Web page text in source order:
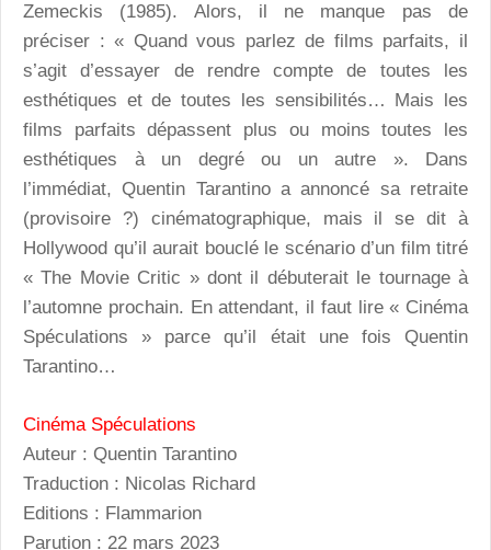
Zemeckis (1985). Alors, il ne manque pas de
préciser : « Quand vous parlez de films parfaits, il
s’agit d’essayer de rendre compte de toutes les
esthétiques et de toutes les sensibilités… Mais les
films parfaits dépassent plus ou moins toutes les
esthétiques à un degré ou un autre ». Dans
l’immédiat, Quentin Tarantino a annoncé sa retraite
(provisoire ?) cinématographique, mais il se dit à
Hollywood qu’il aurait bouclé le scénario d’un film titré
« The Movie Critic » dont il débuterait le tournage à
l’automne prochain. En attendant, il faut lire « Cinéma
Spéculations » parce qu’il était une fois Quentin
Tarantino…
Cinéma Spéculations
Auteur : Quentin Tarantino
Traduction : Nicolas Richard
Editions : Flammarion
Parution : 22 mars 2023